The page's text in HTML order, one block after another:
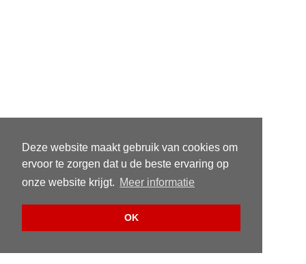
Deze website maakt gebruik van cookies om
ervoor te zorgen dat u de beste ervaring op
onze website krijgt. Meer informatie
OK